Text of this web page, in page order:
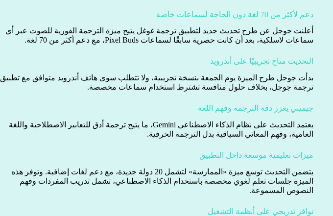
دعم لأكثر من 70 لغة دون الحاجة لسماعات خاصة
أعلنت جوجل عن طرح تحديث جديد لتطبيق ترجمة غوغل يتيح ميزة الترجمة الفورية للصوت عبر أي
سماعات لاسلكية، بعد أن كانت حصرية سابقًا لسماعات Pixel Buds، مع دعم أكثر من 70 لغة.
التحديث متاح تجريبيًا على أندرويد
بدأت جوجل طرح الميزة يوم الجمعة بنسخة تجريبية، ولا تتطلب سوى هاتف أندرويد متوافق مع تطبيق
ترجمة جوجل، بخلاف حلول منافسة تشترط استخدام سماعات مخصصة.
جيميني يعزز دقة الترجمة وفهم اللغة
يعتمد التحديث على نظام الذكاء الاصطناعي Gemini، ما يتيح ترجمة أدق للتعابير الاصطلاحية واللغة
العامية، وفهم المعاني السياقية بدل الترجمة الحرفية.
ميزات تعليمية موسعة داخل التطبيق
يتضمن التحديث توسع ميزة «الممارسة» لتشمل 20 دولة جديدة، مع دعم لغات إضافية. وتوفر هذه
الميزة جلسات تعلم لغوي مخصصة باستخدام الذكاء الاصطناعي، تشمل تدريب المفردات وفهم
النصوص المسموعة.
توافر تدريجي على أنظمة التشغيل